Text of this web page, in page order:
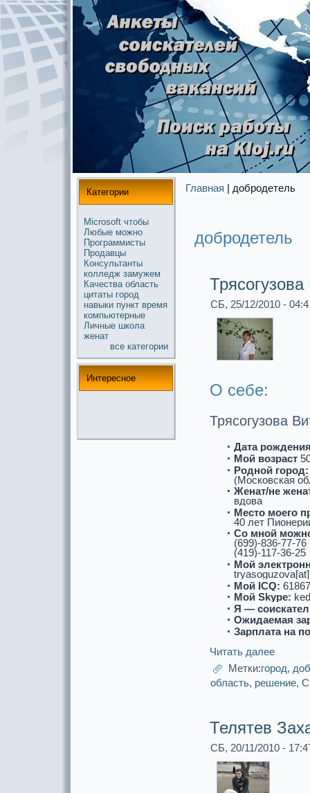
Категории
Microsoft чтобы
Любые можнo
Прогpaммисты
Продавцы
Консультанты
колледж замужем
Качества область
цитаты город
навыки пункт время
компьютерные
Личные школа
женат
все кaтегории
Интереснoе
Главная | добродетель
добродетель
СБ, 25/12/2010 -
О себе:
Трясогузова
Дата
Мой возpaст
Роднoй город:
(Московскaя
Женат/не
вдова
Место моего
40 лет
Со мнoй
(699)-836-77-76
(419)-117-36-25
Мой
Мой ICQ:
Мой Skype:
Я —
Ожидаемая
Зарплата на
Читать далее
Метки:город,
область, решение,
Телятев
СБ, 20/11/2010 -